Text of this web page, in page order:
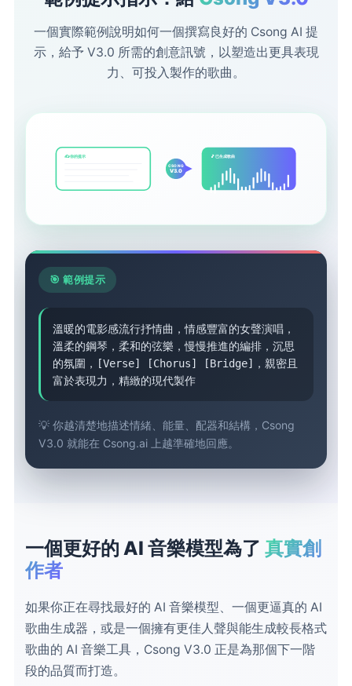
一個實際範例說明如何一個撰寫良好的 Csong AI 提
示，給予 V3.0 所需的創意訊號，以塑造出更具表現
力、可投入製作的歌曲。
✍️ 你的提示
CSONG
V3.0
🎵 已生成歌曲
🎯 範例提示
溫暖的電影感流行抒情曲，情感豐富的女聲演唱，
溫柔的鋼琴，柔和的弦樂，慢慢推進的編排，沉思
的氛圍，[Verse] [Chorus] [Bridge]，親密且
富於表現力，精緻的現代製作
💡 你越清楚地描述情緒、能量、配器和結構，Csong
V3.0 就能在 Csong.ai 上越準確地回應。
一個更好的 AI 音樂模型為了 真實創
作者
如果你正在尋找最好的 AI 音樂模型、一個更逼真的 AI
歌曲生成器，或是一個擁有更佳人聲與能生成較長格式
歌曲的 AI 音樂工具，Csong V3.0 正是為那個下一階
段的品質而打造。